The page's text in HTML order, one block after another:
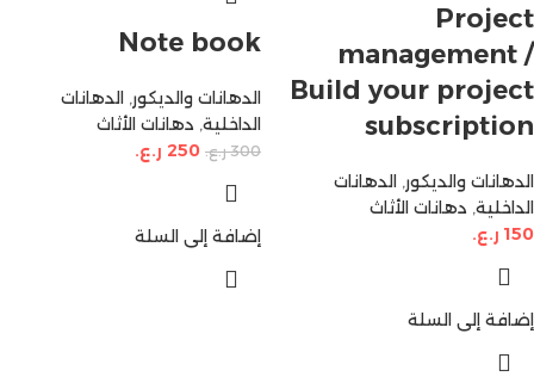
Project
management /
Build your project
subscription
الدهانات والديكور, الدهانات
الداخلية, دهانات الأثاث
150 ر.ع.
إضافة إلى السلة
Note book
الدهانات والديكور, الدهانات
الداخلية, دهانات الأثاث
300 ر.ع. 250 ر.ع.
إضافة إلى السلة